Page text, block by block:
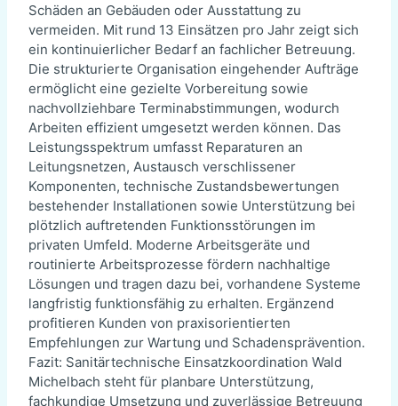
Schäden an Gebäuden oder Ausstattung zu
vermeiden. Mit rund 13 Einsätzen pro Jahr zeigt sich
ein kontinuierlicher Bedarf an fachlicher Betreuung.
Die strukturierte Organisation eingehender Aufträge
ermöglicht eine gezielte Vorbereitung sowie
nachvollziehbare Terminabstimmungen, wodurch
Arbeiten effizient umgesetzt werden können. Das
Leistungsspektrum umfasst Reparaturen an
Leitungsnetzen, Austausch verschlissener
Komponenten, technische Zustandsbewertungen
bestehender Installationen sowie Unterstützung bei
plötzlich auftretenden Funktionsstörungen im
privaten Umfeld. Moderne Arbeitsgeräte und
routinierte Arbeitsprozesse fördern nachhaltige
Lösungen und tragen dazu bei, vorhandene Systeme
langfristig funktionsfähig zu erhalten. Ergänzend
profitieren Kunden von praxisorientierten
Empfehlungen zur Wartung und Schadensprävention.
Fazit: Sanitärtechnische Einsatzkoordination Wald
Michelbach steht für planbare Unterstützung,
fachkundige Umsetzung und zuverlässige Betreuung